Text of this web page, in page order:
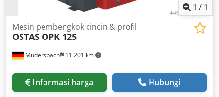
1 / 1
Mudersbach 11.201 km
Mesin pembengkok cincin & profil
OSTAS OPK 125
Informasi harga Hubungi